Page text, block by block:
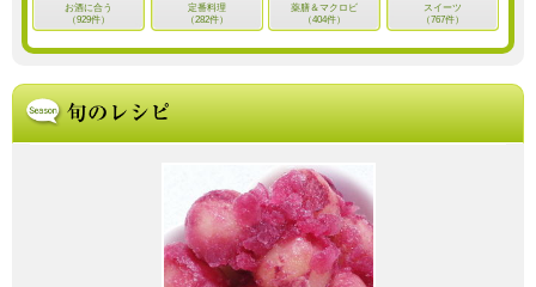
お酒に合う
（929件）
定番料理
（282件）
薬膳＆マクロビ
（404件）
スイーツ
（767件）